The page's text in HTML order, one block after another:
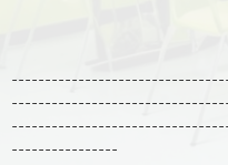
----------------